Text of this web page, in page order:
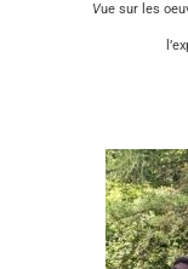
Vue sur les